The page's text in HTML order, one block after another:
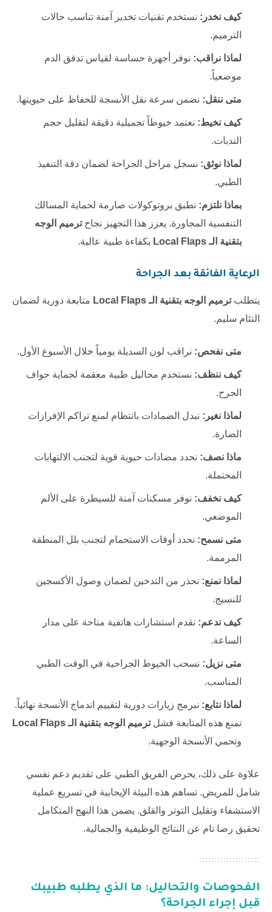
كيف نخدر: نستخدم تقنيات تخدير آمنة تناسب حالات
الترميم.
لماذا نراقب: نوفر أجهزة حساسة لقياس تدفق الدم
موضعياً.
متى ننقل: نضمن سرعة نقل الأنسجة للحفاظ على حيويتها.
كيف نخيط: نعتمد خيوطاً تجميلية دقيقة لتقليل حجم
الندبات.
لماذا نوثق: نسجل مراحل الجراحة لضمان دقة التنفيذ
الطبي.
بماذا نلتزم: نطبق بروتوكولات صارمة لحماية المسالك
التنفسية المجاورة. يعزز هذا التجهيز نجاحترميم الوجه
بتقنية الـ Local Flaps
بكفاءة طبية عالية.
الرعاية الفائقة بعد الجراحة
يتطلبترميم الوجه بتقنية الـ Local Flaps
متابعة دورية لضمان
التئام سليم.
متى نفحص: نراقب لون السديلة يومياً خلال الأسبوع الأول.
كيف ننظف: نستخدم محاليل طبية معقمة لحماية حواف
الجرح.
لماذا نغير: نبدل الضمادات بانتظام لمنع تراكم الإفرازات
الضارة.
ماذا نصف: نحدد مضادات حيوية قوية لتجنب الالتهابات
المحتملة.
كيف نخفف: نوفر مسكنات آمنة للسيطرة على الألم
الموضعي.
متى نسمح: نحدد أوقات الاستحمام لتجنب بلل المنطقة
المرممة.
لماذا نمنع: نحذر من التدخين لضمان وصول الأكسجين
للنسيج.
كيف ندعم: نقدم استشارات هاتفية متاحة على مدار
الساعة.
متى نزيل: نسحب الخيوط الجراحية في الوقت الطبي
المناسب.
لماذا نتابع: نبرمج زيارات دورية لتقييم اندماج الأنسجة نهائياً.
تمنع هذه المتابعة فشلترميم الوجه بتقنية الـ Local Flaps
وتحمي الأنسجة الوجهية.
علاوة على ذلك، يحرص الفريق الطبي على تقديم دعم نفسي
شامل للمريض. تساهم هذه البيئة الإيجابية في تسريع عملية
الاستشفاء وتقليل التوتر والقلق. يضمن هذا النهج المتكامل
تحقيق رضا تام عن النتائج الوظيفية والجمالية.
الفحوصات والتحاليل: ما الذي يطلبه طبيبك
قبل إجراء الجراحة؟